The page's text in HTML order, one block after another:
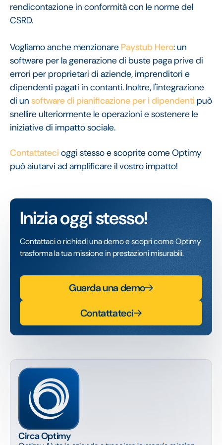
rendicontazione in conformità con le norme del
CSRD.
Vogliamo anche menzionare Paystub Hero: un
software per la generazione di buste paga prive di
errori per proprietari di aziende, imprenditori e
dipendenti pagati in contanti. Inoltre, l'integrazione
di un software di pianificazione per i dipendenti può
snellire ulteriormente le operazioni e sostenere le
iniziative di impatto sociale.
Contattateci oggi stesso e scoprite come Optimy
può aiutarvi ad amplificare il vostro impatto!
Inizia oggi stesso!
Contattaci o richiedi una demo e scopri come Optimy
trasforma la tua missione in prestazioni misurabili.
Guarda una demo
Contattateci
Circa Optimy